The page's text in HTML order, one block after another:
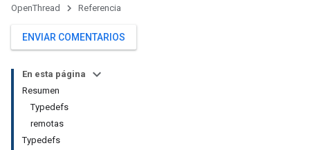
OpenThread Referencia
ENVIAR COMENTARIOS
En esta página
Resumen
Typedefs
remotas
Typedefs